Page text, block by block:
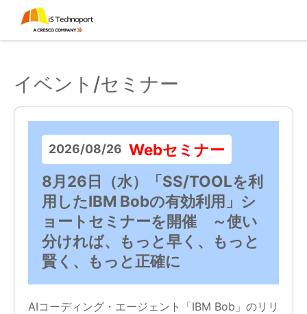
イベント/セミナー
2026/08/26 Webセミナー
8月26日（水）「SS/TOOLを利
用したIBM Bobの有効利用」シ
ョートセミナーを開催 ～使い
分ければ、もっと早く、もっと
賢く、もっと正確に
AIコーディング・エージェント「IBM Bob」のリリ